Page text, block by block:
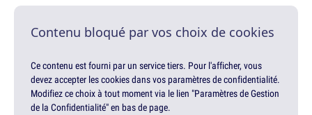
Contenu bloqué par vos choix de cookies
Ce contenu est fourni par un service tiers. Pour l'afficher, vous
devez accepter les cookies dans vos paramètres de confidentialité.
Modifiez ce choix à tout moment via le lien "Paramètres de Gestion
de la Confidentialité" en bas de page.